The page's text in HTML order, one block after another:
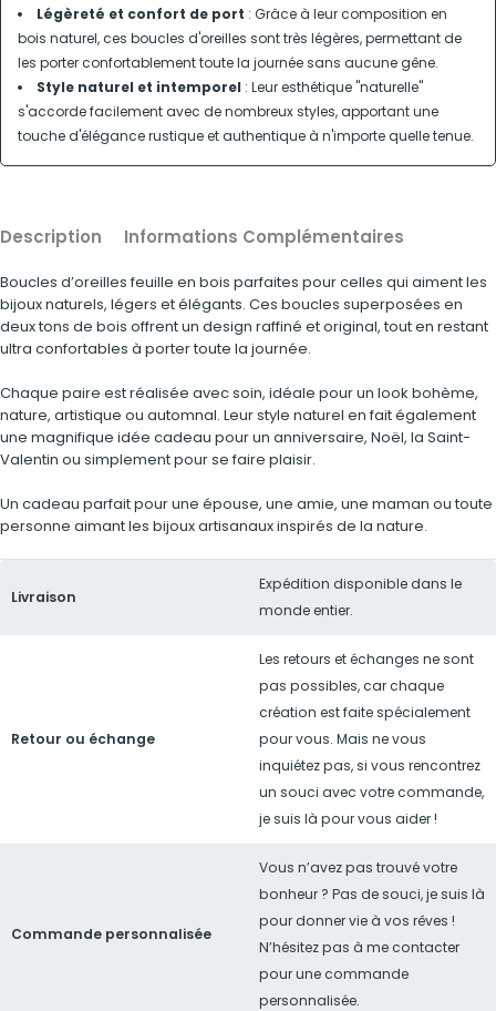
Légèreté et confort de port : Grâce à leur composition en
bois naturel, ces boucles d'oreilles sont très légères, permettant de
les porter confortablement toute la journée sans aucune gêne.
Style naturel et intemporel : Leur esthétique "naturelle"
s'accorde facilement avec de nombreux styles, apportant une
touche d'élégance rustique et authentique à n'importe quelle tenue.
Description Informations Complémentaires
Boucles d’oreilles feuille en bois parfaites pour celles qui aiment les
bijoux naturels, légers et élégants. Ces boucles superposées en
deux tons de bois offrent un design raffiné et original, tout en restant
ultra confortables à porter toute la journée.
Chaque paire est réalisée avec soin, idéale pour un look bohème,
nature, artistique ou automnal. Leur style naturel en fait également
une magnifique idée cadeau pour un anniversaire, Noël, la Saint-
Valentin ou simplement pour se faire plaisir.
Un cadeau parfait pour une épouse, une amie, une maman ou toute
personne aimant les bijoux artisanaux inspirés de la nature.
Livraison
Expédition disponible dans le
monde entier.
Retour ou échange
Les retours et échanges ne sont
pas possibles, car chaque
création est faite spécialement
pour vous. Mais ne vous
inquiétez pas, si vous rencontrez
un souci avec votre commande,
je suis là pour vous aider !
Commande personnalisée
Vous n’avez pas trouvé votre
bonheur ? Pas de souci, je suis là
pour donner vie à vos rêves !
N’hésitez pas à me contacter
pour une commande
personnalisée.